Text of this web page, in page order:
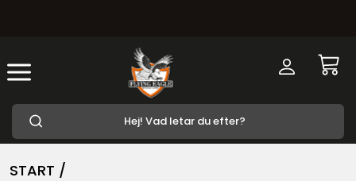
START /